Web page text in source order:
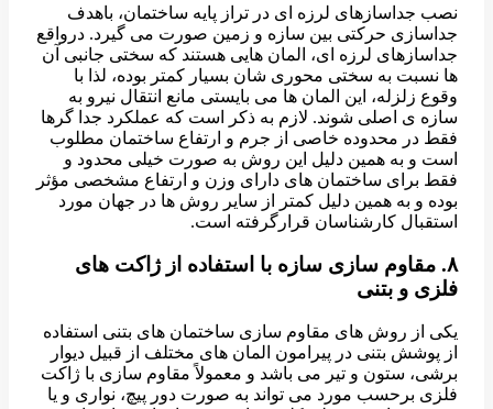
نصب جداسازهای لرزه ای در تراز پایه ساختمان، باهدف
جداسازی حرکتی بین سازه و زمین صورت می گیرد. درواقع
جداسازهای لرزه ای، المان هایی هستند که سختی جانبی آن
ها نسبت به سختی محوری شان بسیار کمتر بوده، لذا با
وقوع زلزله، این المان ها می بایستی مانع انتقال نیرو به
سازه ی اصلی شوند. لازم به ذکر است که عملکرد جدا گرها
فقط در محدوده خاصی از جرم و ارتفاع ساختمان مطلوب
است و به همین دلیل این روش به صورت خیلی محدود و
فقط برای ساختمان های دارای وزن و ارتفاع مشخصی مؤثر
بوده و به همین دلیل کمتر از سایر روش ها در جهان مورد
استقبال کارشناسان قرارگرفته است.
۸. مقاوم سازی سازه با استفاده از ژاکت های
فلزی و بتنی
یکی از روش های مقاوم سازی ساختمان های بتنی استفاده
از پوشش بتنی در پیرامون المان های مختلف از قبیل دیوار
برشی، ستون و تیر می باشد و معمولاً مقاوم سازی با ژاکت
فلزی برحسب مورد می تواند به صورت دور پیچ، نواری و یا